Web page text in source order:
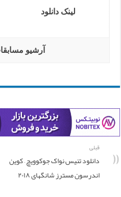
لینک دانلود
آرشیو
قبلی
دانلود تنیس نواک جوکوویچ – کوین
اندرسون مسترز شانگهای ۲۰۱۸